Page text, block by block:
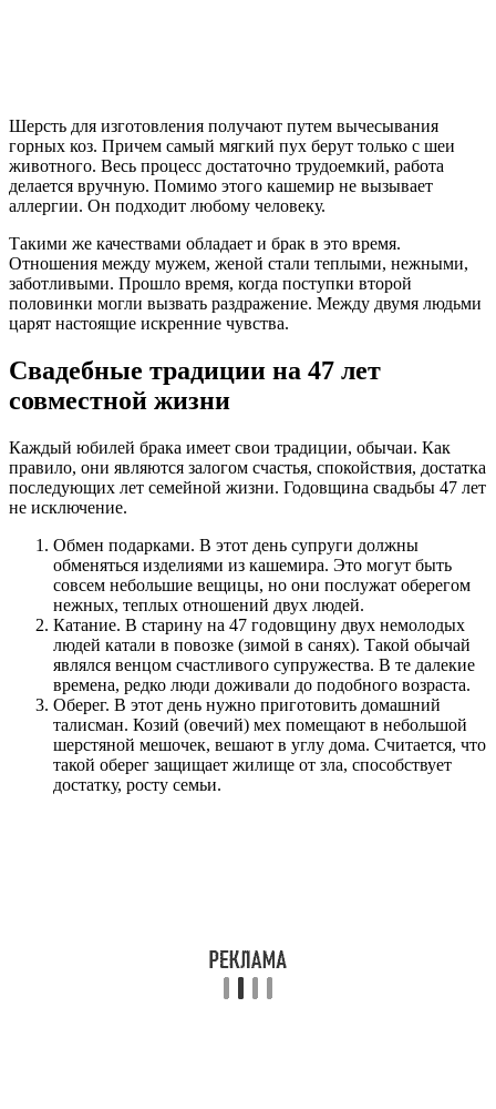
Шерсть для изготовления получают путем вычесывания
горных коз. Причем самый мягкий пух берут только с шеи
животного. Весь процесс достаточно трудоемкий, работа
делается вручную. Помимо этого кашемир не вызывает
аллергии. Он подходит любому человеку.
Такими же качествами обладает и брак в это время.
Отношения между мужем, женой стали теплыми, нежными,
заботливыми. Прошло время, когда поступки второй
половинки могли вызвать раздражение. Между двумя людьми
царят настоящие искренние чувства.
Свадебные традиции на 47 лет
совместной жизни
Каждый юбилей брака имеет свои традиции, обычаи. Как
правило, они являются залогом счастья, спокойствия, достатка
последующих лет семейной жизни. Годовщина свадьбы 47 лет
не исключение.
Обмен подарками. В этот день супруги должны
обменяться изделиями из кашемира. Это могут быть
совсем небольшие вещицы, но они послужат оберегом
нежных, теплых отношений двух людей.
Катание. В старину на 47 годовщину двух немолодых
людей катали в повозке (зимой в санях). Такой обычай
являлся венцом счастливого супружества. В те далекие
времена, редко люди доживали до подобного возраста.
Оберег. В этот день нужно приготовить домашний
талисман. Козий (овечий) мех помещают в небольшой
шерстяной мешочек, вешают в углу дома. Считается, что
такой оберег защищает жилище от зла, способствует
достатку, росту семьи.